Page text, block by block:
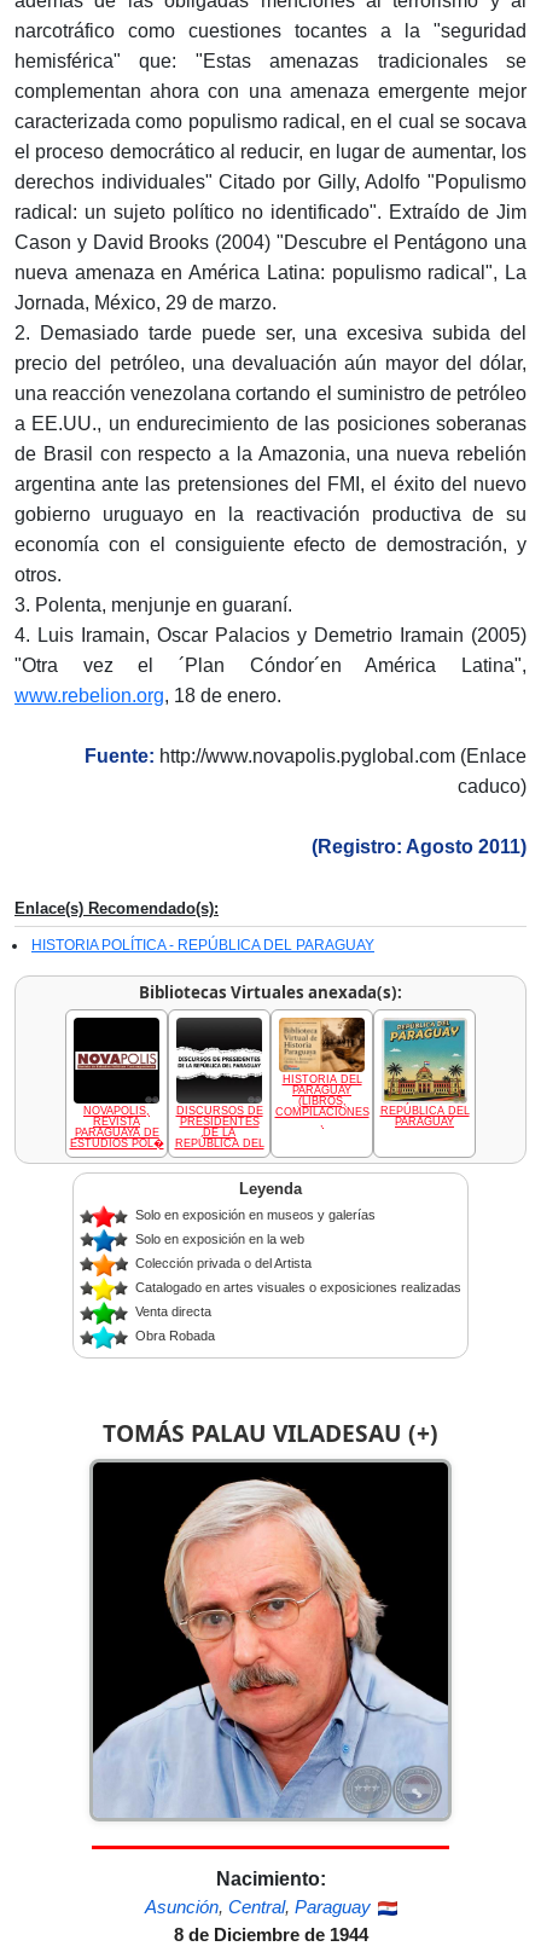
TOMÁS PALAU VILADESAU (+)
Nacimiento:
Asunción, Central, Paraguay
8 de Diciembre de 1944
narcotráfico como cuestiones tocantes a la "seguridad
hemisférica" que: "Estas amenazas tradicionales se
complementan ahora con una amenaza emergente mejor
caracterizada como populismo radical, en el cual se socava
el proceso democrático al reducir, en lugar de aumentar, los
derechos individuales" Citado por Gilly, Adolfo "Populismo
radical: un sujeto político no identificado". Extraído de Jim
Cason y David Brooks (2004) "Descubre el Pentágono una
nueva amenaza en América Latina: populismo radical", La
Jornada, México, 29 de marzo.
2. Demasiado tarde puede ser, una excesiva subida del
precio del petróleo, una devaluación aún mayor del dólar,
una reacción venezolana cortando el suministro de petróleo
a EE.UU., un endurecimiento de las posiciones soberanas
de Brasil con respecto a la Amazonia, una nueva rebelión
argentina ante las pretensiones del FMI, el éxito del nuevo
gobierno uruguayo en la reactivación productiva de su
economía con el consiguiente efecto de demostración, y
otros.
3. Polenta, menjunje en guaraní.
4. Luis Iramain, Oscar Palacios y Demetrio Iramain (2005)
"Otra vez el ´Plan Cóndor´en América Latina",
www.rebelion.org, 18 de enero.
Fuente: http://www.novapolis.pyglobal.com (Enlace
caduco)
(Registro: Agosto 2011)
Enlace(s) Recomendado(s):
HISTORIA POLÍTICA - REPÚBLICA DEL PARAGUAY
Bibliotecas Virtuales anexada(s):
NOVAPOLIS,
REVISTA
PARAGUAYA DE
ESTUDIOS POL�
DISCURSOS DE
PRESIDENTES
DE LA
REPÚBLICA DEL
HISTORIA DEL
PARAGUAY
(LIBROS,
COMPILACIONES
REPÚBLICA DEL
PARAGUAY
Leyenda
Solo en exposición en museos y galerías
Solo en exposición en la web
Colección privada o del Artista
Catalogado en artes visuales o exposiciones realizadas
Venta directa
Obra Robada